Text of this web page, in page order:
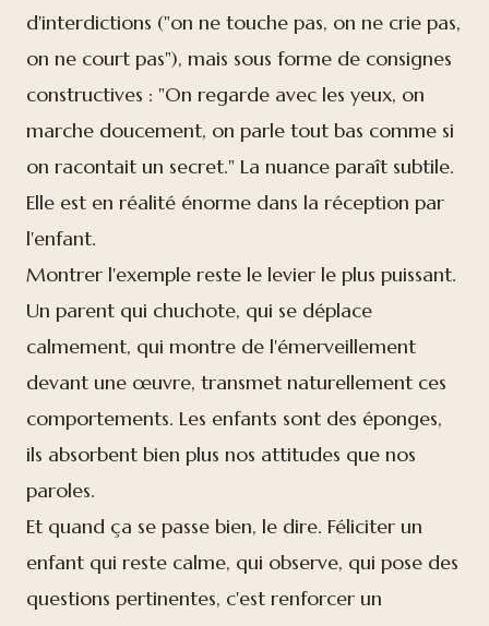
d'interdictions ("on ne touche pas, on ne crie pas,
on ne court pas"), mais sous forme de consignes
constructives : "On regarde avec les yeux, on
marche doucement, on parle tout bas comme si
on racontait un secret." La nuance paraît subtile.
Elle est en réalité énorme dans la réception par
l'enfant.
Montrer l'exemple reste le levier le plus puissant.
Un parent qui chuchote, qui se déplace
calmement, qui montre de l'émerveillement
devant une œuvre, transmet naturellement ces
comportements. Les enfants sont des éponges,
ils absorbent bien plus nos attitudes que nos
paroles.
Et quand ça se passe bien, le dire. Féliciter un
enfant qui reste calme, qui observe, qui pose des
questions pertinentes, c'est renforcer un